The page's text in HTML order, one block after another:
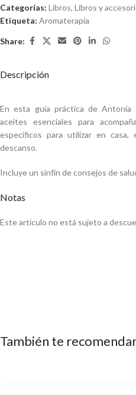
the
waitlist
this
Categorías: Libros, Libros y
Etiqueta: Aromaterapia
Share:
Descripción
En esta guía práctica de
aceites esenciales para
específicos para utilizar en
descanso.
Incluye un sinfín de consejos de
Notas
Este artículo no está sujeto a
También te